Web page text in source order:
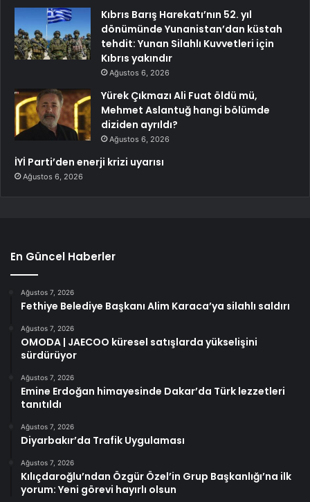
Kıbrıs Barış Harekatı’nın 52. yıl
dönümünde Yunanistan’dan küstah
tehdit: Yunan Silahlı Kuvvetleri için
Kıbrıs yakındır
Ağustos 6, 2026
Yürek Çıkmazı Ali Fuat öldü mü,
Mehmet Aslantuğ hangi bölümde
diziden ayrıldı?
Ağustos 6, 2026
İYİ Parti’den enerji krizi uyarısı
Ağustos 6, 2026
En Güncel Haberler
Ağustos 7, 2026
Fethiye Belediye Başkanı Alim Karaca’ya silahlı saldırı
Ağustos 7, 2026
OMODA | JAECOO küresel satışlarda yükselişini
sürdürüyor
Ağustos 7, 2026
Emine Erdoğan himayesinde Dakar’da Türk lezzetleri
tanıtıldı
Ağustos 7, 2026
Diyarbakır’da Trafik Uygulaması
Ağustos 7, 2026
Kılıçdaroğlu’ndan Özgür Özel’in Grup Başkanlığı’na ilk
yorum: Yeni görevi hayırlı olsun